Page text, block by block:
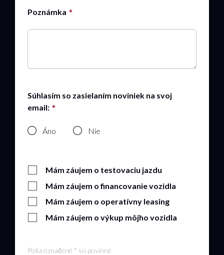
Poznámka
Súhlasím so zasielaním noviniek na svoj
email:
Áno Nie
Mám záujem o testovaciu jazdu
Mám záujem o financovanie vozidla
Mám záujem o operatívny leasing
Mám záujem o výkup môjho vozidla
Polia označené * sú povinné